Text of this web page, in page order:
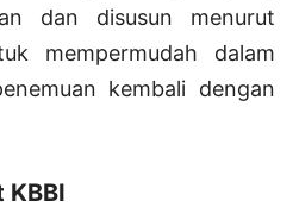
dan disusun menurut
mempermudah dalam
kembali dengan